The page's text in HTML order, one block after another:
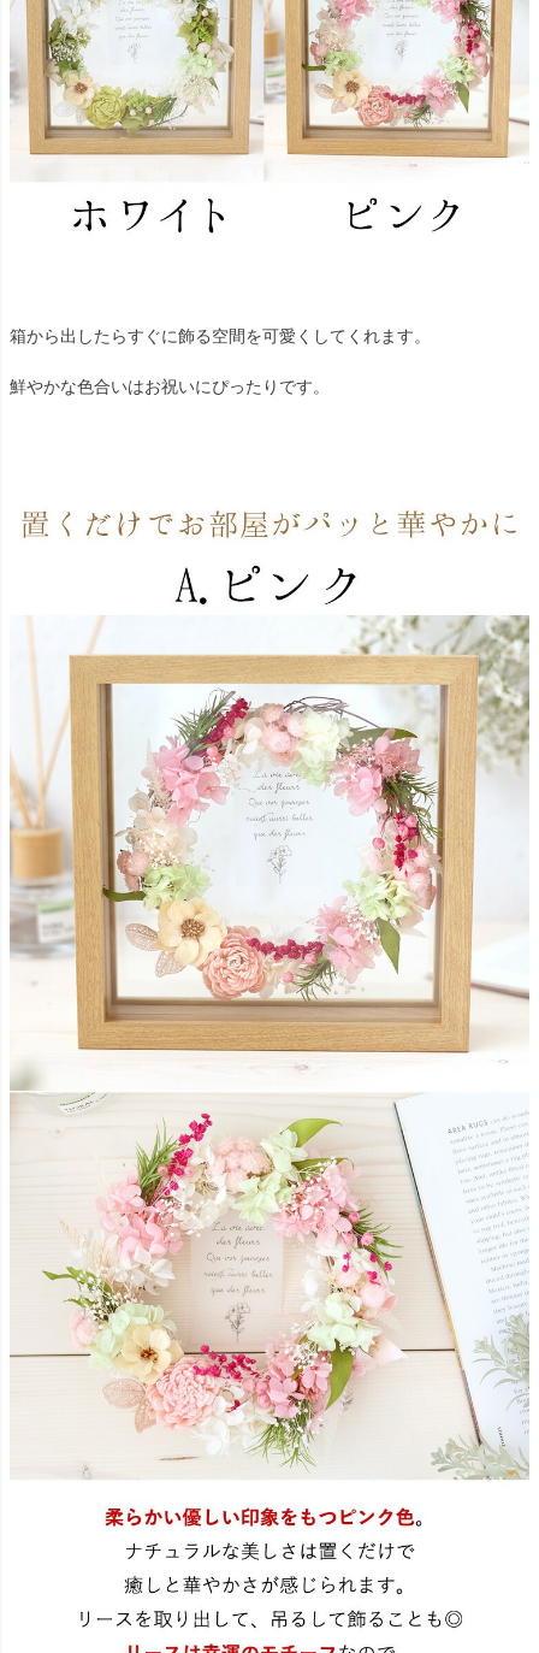
箱から出したらすぐに飾る空間を可愛くしてくれます。
鮮やかな色合いはお祝いにぴったりです。